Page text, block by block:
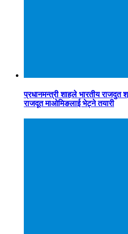
प्रधानमन्त्री शाहले भारतीय राजदुत
राजदूत माओमिङलाई भेट्ने तयारी